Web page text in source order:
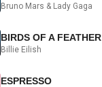
Bruno Mars & Lady Gaga
BIRDS OF A FEATHER
Billie Eilish
ESPRESSO